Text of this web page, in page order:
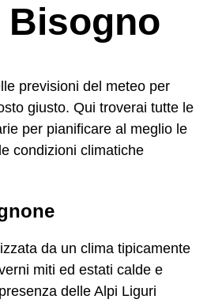
Bisogno
previsioni del meteo per
giusto. Qui troverai tutte le
per pianificare al meglio le
condizioni climatiche
da un clima tipicamente
miti ed estati calde e
delle Alpi Liguri